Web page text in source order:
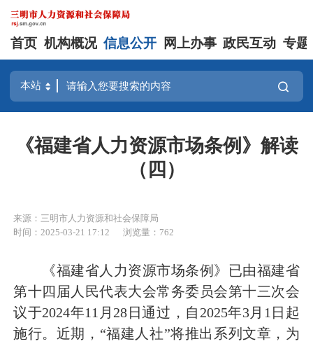
首页 机构概况 信息公开 网上办事 政民互动 专题
《福建省人力资源市场条例》解读
（四）
来源：三明市人力资源和社会保障局
时间：2025-03-21 17:12
浏览量：762
《福建省人力资源市场条例》已由福建省
第十四届人民代表大会常务委员会第十三次会
议于2024年11月28日通过，自2025年3月1日起
施行。近期，“福建人社”将推出系列文章，为